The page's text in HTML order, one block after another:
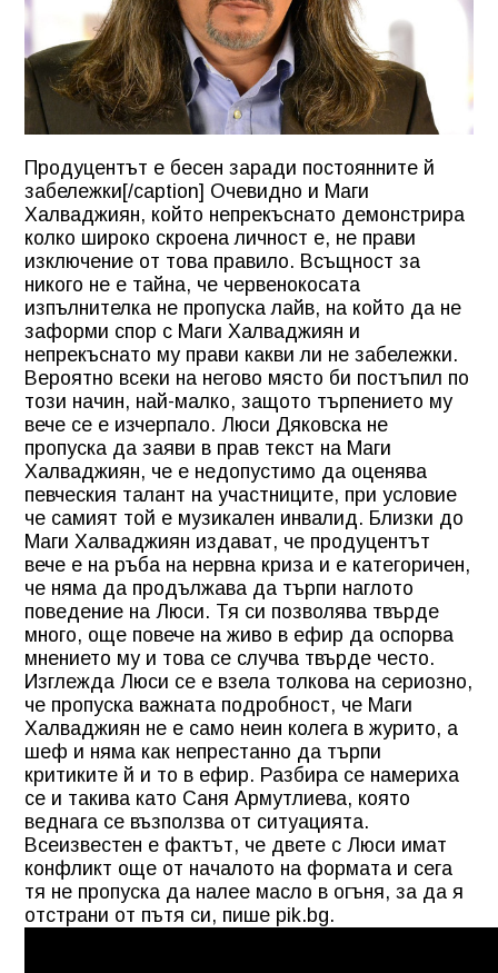
Продуцентът е бесен заради постоянните й
забележки[/caption] Очевидно и Маги
Халваджиян, който непрекъснато демонстрира
колко широко скроена личност е, не прави
изключение от това правило. Всъщност за
никого не е тайна, че червенокосата
изпълнителка не пропуска лайв, на който да не
заформи спор с Маги Халваджиян и
непрекъснато му прави какви ли не забележки.
Вероятно всеки на негово място би постъпил по
този начин, най-малко, защото търпението му
вече се е изчерпало. Люси Дяковска не
пропуска да заяви в прав текст на Маги
Халваджиян, че е недопустимо да оценява
певческия талант на участниците, при условие
че самият той е музикален инвалид. Близки до
Маги Халваджиян издават, че продуцентът
вече е на ръба на нервна криза и е категоричен,
че няма да продължава да търпи наглото
поведение на Люси. Тя си позволява твърде
много, още повече на живо в ефир да оспорва
мнението му и това се случва твърде често.
Изглежда Люси се е взела толкова на сериозно,
че пропуска важната подробност, че Маги
Халваджиян не е само неин колега в журито, а
шеф и няма как непрестанно да търпи
критиките й и то в ефир. Разбира се намериха
се и такива като Саня Армутлиева, която
веднага се възползва от ситуацията.
Всеизвестен е фактът, че двете с Люси имат
конфликт още от началото на формата и сега
тя не пропуска да налее масло в огъня, за да я
отстрани от пътя си, пише pik.bg.